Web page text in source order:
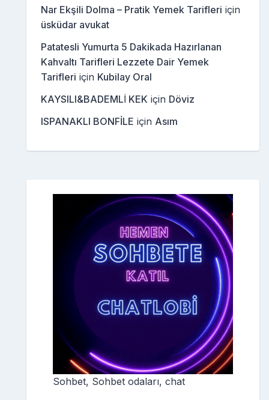
Nar Ekşili Dolma – Pratik Yemek Tarifleri için
üsküdar avukat
Patatesli Yumurta 5 Dakikada Hazırlanan
Kahvaltı Tarifleri Lezzete Dair Yemek
Tarifleri için Kubilay Oral
KAYSILI&BADEMLİ KEK için Döviz
ISPANAKLI BONFİLE için Asım
Sohbet, Sohbet odaları, chat